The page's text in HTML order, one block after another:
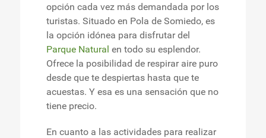
opción cada vez más demandada por los
turistas. Situado en Pola de Somiedo, es
la opción idónea para disfrutar del
Parque Natural en todo su esplendor.
Ofrece la posibilidad de respirar aire puro
desde que te despiertas hasta que te
acuestas. Y esa es una sensación que no
tiene precio.
En cuanto a las actividades para realizar